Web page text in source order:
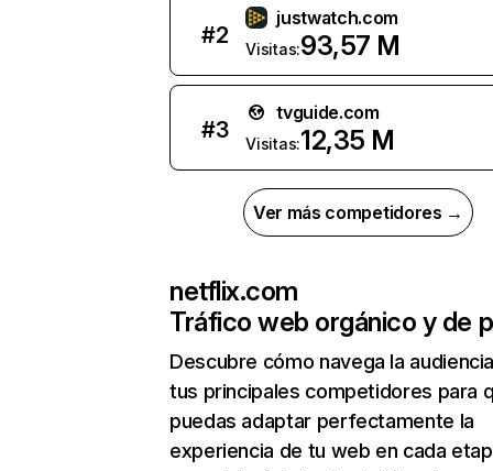
#2
justwatch.com
Visitas:93,57 M
#3
tvguide.com
Visitas:12,35 M
Ver más competidores →
netflix.com
Tráfico web orgánico y de
Descubre cómo navega la
tus principales competidores para
puedas adaptar perfectamente la
experiencia de tu web en cada